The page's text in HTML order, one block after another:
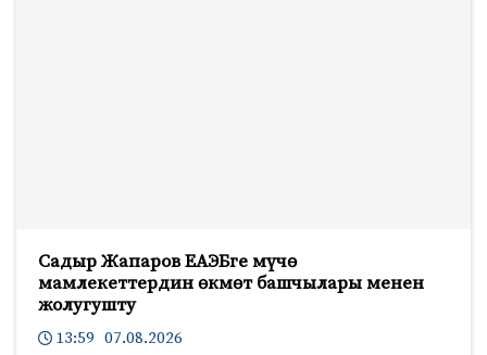
Садыр Жапаров ЕАЭБге мүчө
мамлекеттердин өкмөт башчылары менен
жолугушту
13:59 07.08.2026